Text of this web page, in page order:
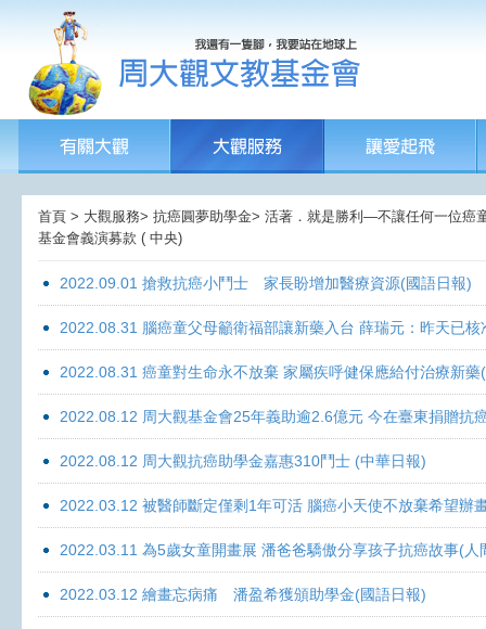
首頁 > 大觀服務> 抗癌圓夢助學金> 活著．就是勝利—不讓任何一位癌
基金會義演募款 ( 中央)
2022.09.01 搶救抗癌小鬥士 家長盼增加醫療資源(國語日報)
2022.08.31 腦癌童父母籲衛福部讓新藥入台 薛瑞元：昨天已
2022.08.31 癌童對生命永不放棄 家屬疾呼健保應給付治療新藥
2022.08.12 周大觀基金會25年義助逾2.6億元 今在臺東捐贈抗
2022.08.12 周大觀抗癌助學金嘉惠310鬥士 (中華日報)
2022.03.12 被醫師斷定僅剩1年可活 腦癌小天使不放棄希望辦
2022.03.11 為5歲女童開畫展 潘爸爸驕傲分享孩子抗癌故事(人
2022.03.12 繪畫忘病痛 潘盈希獲頒助學金(國語日報)